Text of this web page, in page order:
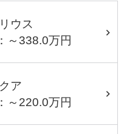
ウス
～338.0万円
ア
～220.0万円